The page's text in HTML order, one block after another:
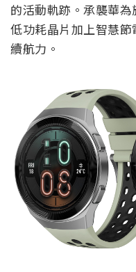
的活動軌跡。承襲華為
低功耗晶片加上智慧
續航力。